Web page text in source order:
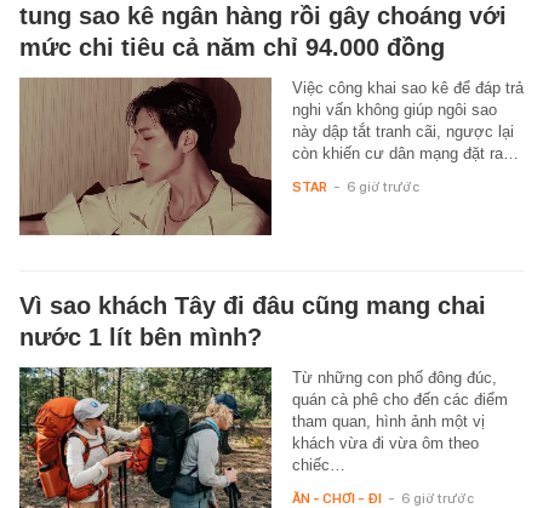
tung sao kê ngân hàng rồi gây choáng với
mức chi tiêu cả năm chỉ 94.000 đồng
Việc công khai sao kê để đáp trả
nghi vấn không giúp ngôi sao
này dập tắt tranh cãi, ngược lại
còn khiến cư dân mạng đặt ra…
STAR - 6 giờ trước
Vì sao khách Tây đi đâu cũng mang chai
nước 1 lít bên mình?
Từ những con phố đông đúc,
quán cà phê cho đến các điểm
tham quan, hình ảnh một vị
khách vừa đi vừa ôm theo
chiếc…
ĂN - CHƠI - ĐI - 6 giờ trước